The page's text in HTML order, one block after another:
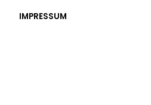
IMPRESSUM